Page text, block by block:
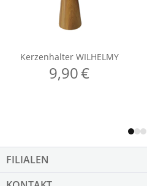
FILIALEN